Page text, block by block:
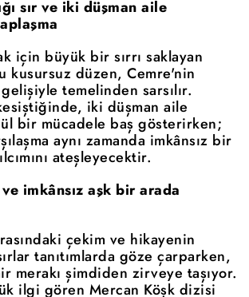
sır ve iki düşman aile
için büyük bir sırrı saklayan
kusursuz düzen, Cemre'nin
temelinden sarsılır.
iki düşman aile
bir mücadele baş gösterirken;
aynı zamanda imkânsız bir
ateşleyecektir.
imkânsız aşk bir arada
çekim ve hikayenin
tanıtımlarda göze çarparken,
merakı şimdiden zirveye taşıyor.
ilgi gören Mercan Köşk dizisi